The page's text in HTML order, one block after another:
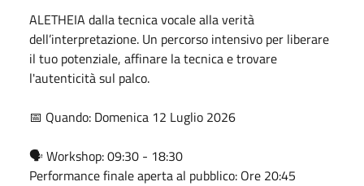
ALETHEIA dalla tecnica vocale alla verità
dell’interpretazione. Un percorso intensivo per liberare
il tuo potenziale, affinare la tecnica e trovare
l'autenticità sul palco.
📅 Quando: Domenica 12 Luglio 2026
🗣 Workshop: 09:30 - 18:30
Performance finale aperta al pubblico: Ore 20:45